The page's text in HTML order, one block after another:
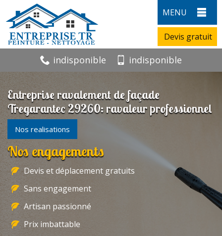
MENU
Devis gratuit
indisponible indisponible
Entreprise ravalement de façade
Tregarantec 29260: ravaleur professionnel
Nos realisations
Nos engagements
Devis et déplacement gratuits
Sans engagement
Artisan passionné
Prix imbattable